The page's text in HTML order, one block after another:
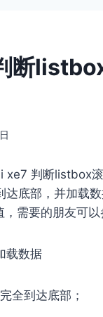
断
xe7 判断listbox
底部，并加载
需要的朋友可以
载数据
全到达底部；